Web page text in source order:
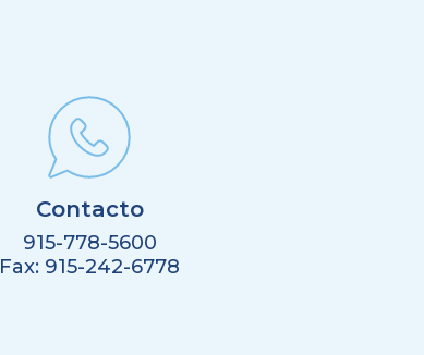
Contacto
915-778-5600
Fax: 915-242-6778